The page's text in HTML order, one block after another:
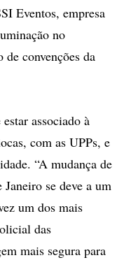
Eventos, empresa
no
convenções da
associado à
com as UPPs, e
“A mudança de
se deve a um
um dos mais
das
mais segura para